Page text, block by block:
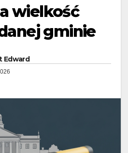
wielkość
gminie
Edward